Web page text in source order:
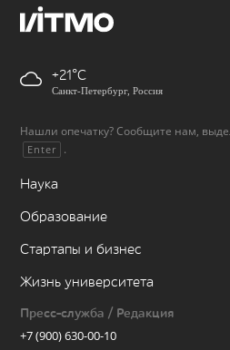
+21
Санкт-Петербург, Россия
Нашли опечатку? Сообщите нам,
Enter .
Наука
Образование
Стартапы и бизнес
Жизнь университета
Пресс-служба / Редакция
+7 (900) 630-00-10